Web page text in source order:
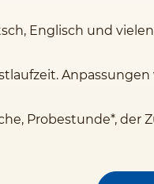
Englisch und
Probestunde*, der